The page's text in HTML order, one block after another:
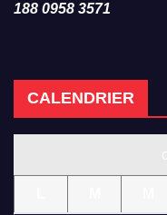
188 0958 3571
CALENDRIER